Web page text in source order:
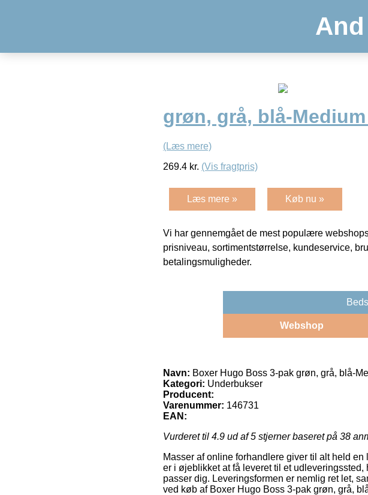
grøn, grå, blå-
(Læs mere)
269.4 kr. (Vis fragtpris)
Læs mere » Køb nu »
Vi har gennemgået de mest populære
prisniveau, sortimentstørrelse, kundeservice,
betalingsmuligheder.
Webshop
Navn: Boxer Hugo Boss 3-pak grøn, grå, blå-
Kategori: Underbukser
Producent:
Varenummer: 146731
EAN:
Vurderet til 4.9 ud af 5 stjerner baseret på 38
Masser af online forhandlere giver til alt held
er i øjeblikket at få leveret til et
passer dig. Leveringsformen er nemlig ret let,
ved køb af Boxer Hugo Boss 3-pak grøn, grå,